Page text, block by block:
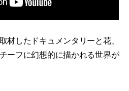
材したドキュメンタリーと花、
ーフに幻想的に描かれる世界が